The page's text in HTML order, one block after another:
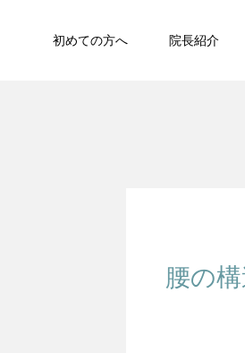
初めての方へ 院長紹介
腰の